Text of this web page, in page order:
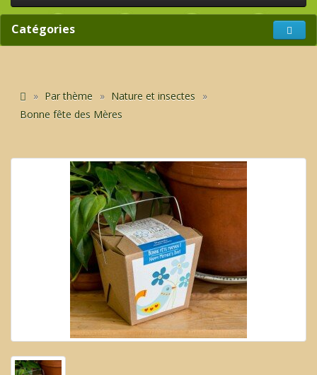
Catégories
Par thème
Nature et insectes
Bonne fête des Mères